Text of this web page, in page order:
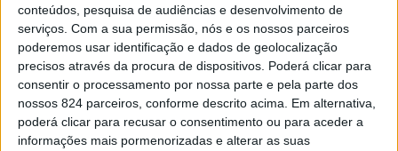
conteúdos, pesquisa de audiências e desenvolvimento de
serviços. Com a sua permissão, nós e os nossos parceiros
poderemos usar identificação e dados de geolocalização
precisos através da procura de dispositivos. Poderá clicar para
consentir o processamento por nossa parte e pela parte dos
nossos 824 parceiros, conforme descrito acima. Em alternativa,
poderá clicar para recusar o consentimento ou para aceder a
informações mais pormenorizadas e alterar as suas
Azemeis.net
29 de Setembro de 2021, 13:40